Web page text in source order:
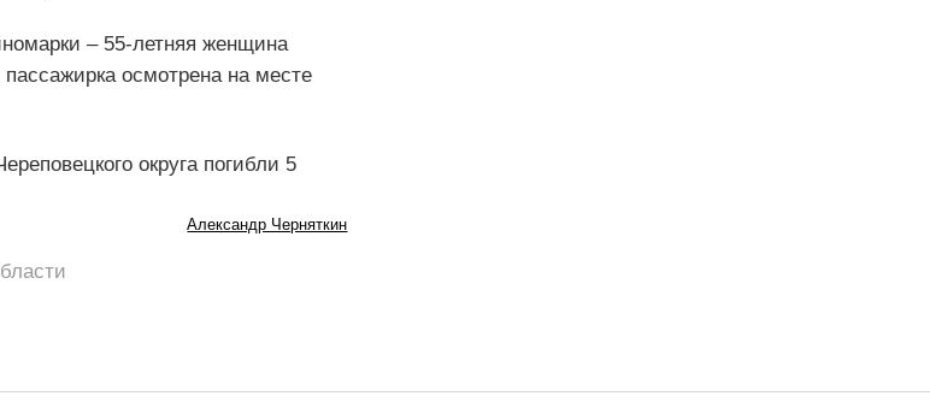
– 55-летняя женщина
осмотрена на месте
округа погибли 5
Александр Черняткин